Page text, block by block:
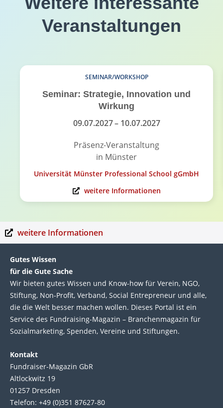
Veranstaltungen
SEMINAR/WORKSHOP
Seminar: Strategie, Innovation und
Wirkung
09.07.2027– 10.07.2027
Präsenz-Veranstaltung
in Münster
Universität Münster Professional School gGmbH
weitere Informationen
weitere Informationen
Gutes Wissen
für die Gute Sache
Wir bie­ten gutes Wis­sen und Know-how für Ver­ein, NGO,
Stif­tung, Non-Profit, Ver­band, Social Entre­pre­neur und alle,
die die Welt bes­ser machen wol­len. Die­ses Por­tal ist ein
Service des Fund­raising-Magazin – Bran­chen­magazin für
Sozial­marke­ting, Spen­den, Ver­eine und Stif­tun­gen.
Kontakt
Fundraiser-Magazin GbR
Altlockwitz 19
01257 Dresden
Telefon: +49 (0)351 87627-80